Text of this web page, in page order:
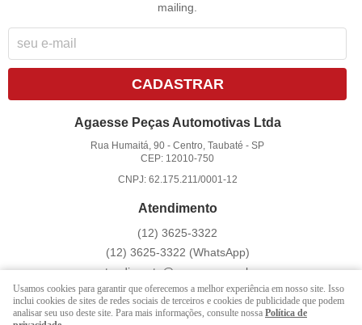
mailing.
CADASTRAR
Agaesse Peças Automotivas Ltda
Rua Humaitá, 90 -Centro, Taubaté -SP
CEP: 12010-750
CNPJ: 62.175.211/0001-12
Atendimento
(12) 3625-3322
(12) 3625-3322 (WhatsApp)
atendimento@agaesse.com.br
LOJA VIRTUAL CRIADA POR
Usamos cookies para garantir que oferecemos a melhor experiência em nosso site. Isso
inclui cookies de sites de redes sociais de terceiros e cookies de publicidade que podem
analisar seu uso deste site. Para mais informações, consulte nossa Política de